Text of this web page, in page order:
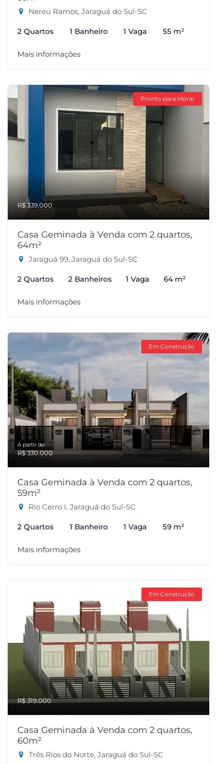
Nereu Ramos, Jaraguá do Sul-SC
2 Quartos 1 Banheiro 1 Vaga 55 m²
Mais informações
Pronto para Morar
R$ 339.000
Casa Geminada à Venda com 2 quartos,
64m²
Jaraguá 99, Jaraguá do Sul-SC
2 Quartos 2 Banheiros 1 Vaga 64 m²
Mais informações
Em Construção
A partir de:
R$ 330.000
Casa Geminada à Venda com 2 quartos,
59m²
Rio Cerro I, Jaraguá do Sul-SC
2 Quartos 1 Banheiro 1 Vaga 59 m²
Mais informações
Em Construção
R$ 319.000
Casa Geminada à Venda com 2 quartos,
60m²
Três Rios do Norte, Jaraguá do Sul-SC